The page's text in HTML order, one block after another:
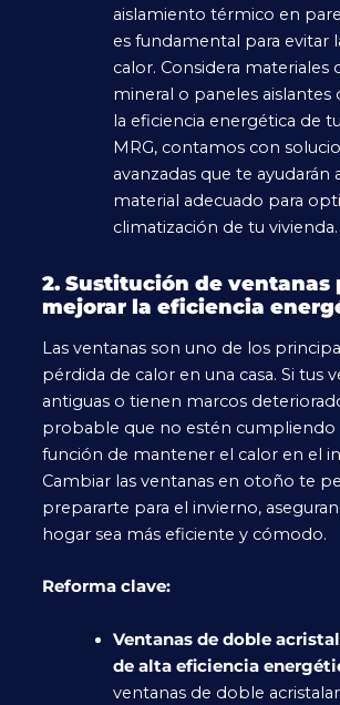
aislamiento térmico en
es fundamental para evitar
calor. Considera materiales
mineral o paneles aislantes
la eficiencia energética de
MRG, contamos con
avanzadas que te ayudarán
material adecuado para
climatización de tu vivienda.
2. Sustitución de ventanas
mejorar la eficiencia
Las ventanas son uno de los
pérdida de calor en una casa. Si tus
antiguas o tienen marcos
probable que no estén cumpliendo
función de mantener el calor en el
Cambiar las ventanas en otoño te
prepararte para el invierno,
hogar sea más eficiente y cómodo.
Reforma clave:
Ventanas de doble
de alta eficiencia
ventanas de doble